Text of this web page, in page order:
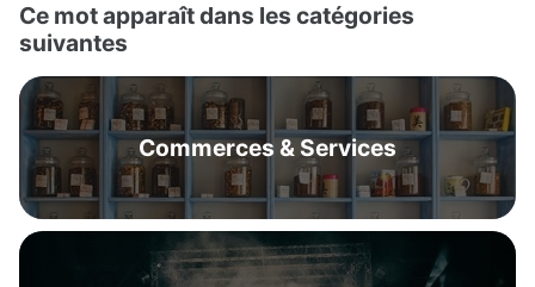
Ce mot apparaît dans les catégories
suivantes
Commerces & Services